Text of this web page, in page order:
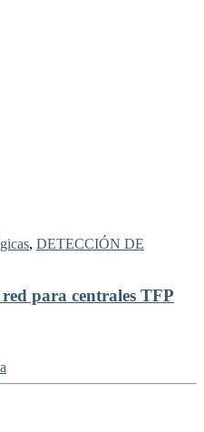
, DETECCIÓN DE
para centrales TFP